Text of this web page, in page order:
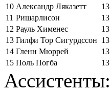
10 Александр Ляказетт
13
11 Ришарлисон
13
12 Рауль Хименес
13
13 Гилфи Тор Сигурдссон 13
14 Гленн Мюррей
13
15 Поль Погба 13
Ассистенты: